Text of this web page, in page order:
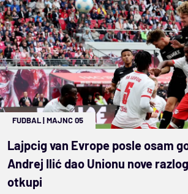
FUDBAL|MAJNC 05
Lajpcig van Evrope posle osam
Andrej Ilić dao Unionu nove
otkupi